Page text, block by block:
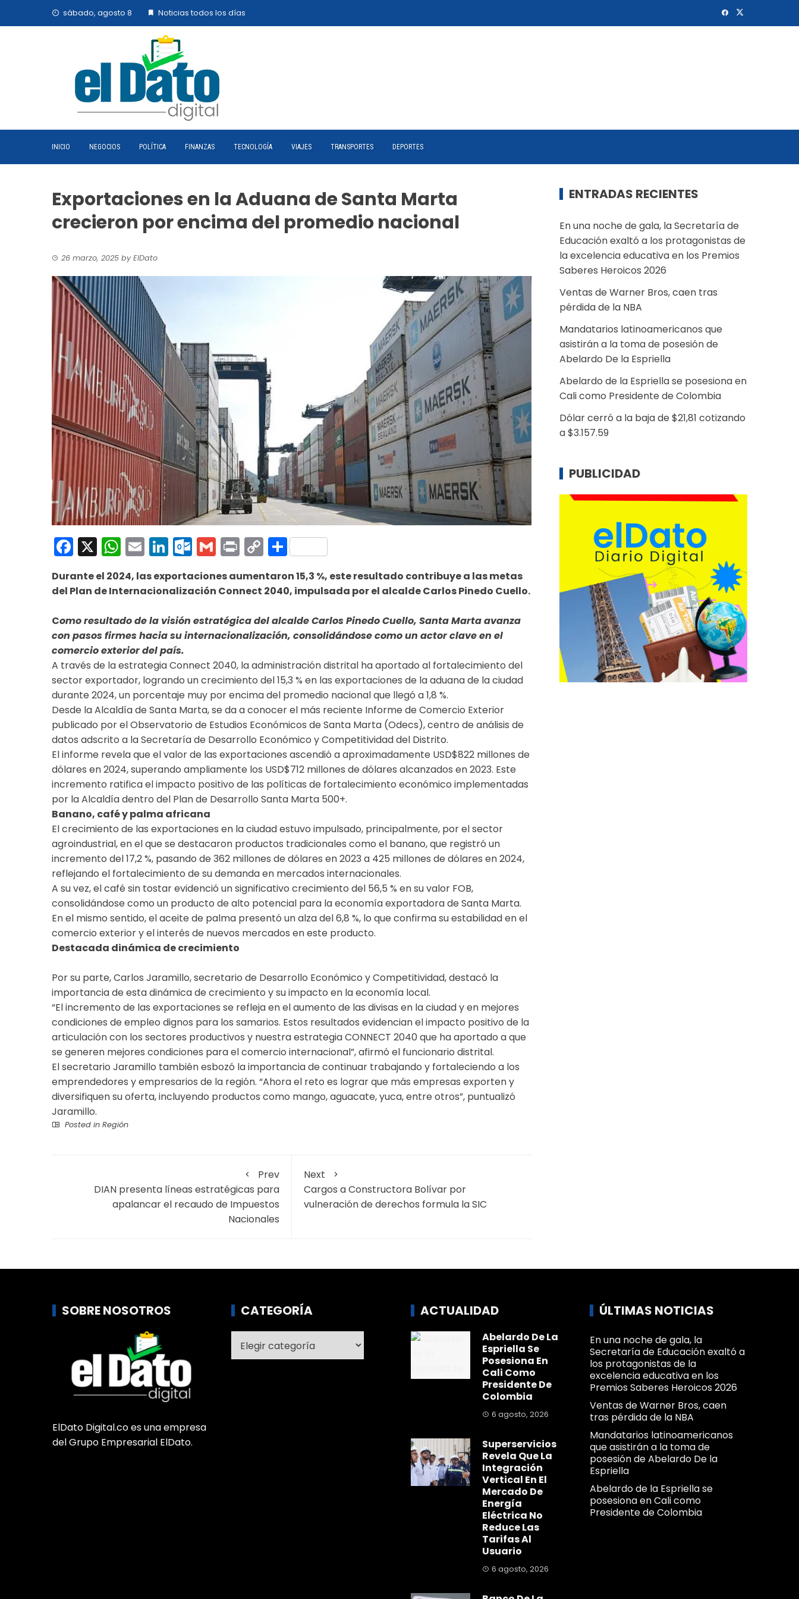
sábado, agosto 8 Noticias todos los días
INICIO NEGOCIOS POLÍTICA FINANZAS TECNOLOGÍA VIAJES TRANSPORTES DEPORTES
Exportaciones en la Aduana de Santa Marta
crecieron por encima del promedio nacional
26 marzo, 2025 byElDato
Facebook
X WhatsApp
EmailLinkedIn
Outlook.com
Gmail
PrintCopy
Link
Compartir
Durante el 2024, las exportaciones aumentaron 15,3 %, este resultado contribuye a las metas
del Plan de Internacionalización Connect 2040, impulsada por el alcalde Carlos Pinedo Cuello.
Como resultado de la visión estratégica del alcalde Carlos Pinedo Cuello, Santa Marta avanza
con pasos firmes hacia su internacionalización, consolidándose como un actor clave en el
comercio exterior del país.
A través de la estrategia Connect 2040, la administración distrital ha aportado al fortalecimiento del
sector exportador, logrando un crecimiento del 15,3 % en las exportaciones de la aduana de la ciudad
durante 2024, un porcentaje muy por encima del promedio nacional que llegó a 1,8 %.
Desde la Alcaldía de Santa Marta, se da a conocer el más reciente Informe de Comercio Exterior
publicado por el Observatorio de Estudios Económicos de Santa Marta (Odecs), centro de análisis de
datos adscrito a la Secretaría de Desarrollo Económico y Competitividad del Distrito.
El informe revela que el valor de las exportaciones ascendió a aproximadamente USD$822 millones de
dólares en 2024, superando ampliamente los USD$712 millones de dólares alcanzados en 2023. Este
incremento ratifica el impacto positivo de las políticas de fortalecimiento económico implementadas
por la Alcaldía dentro del Plan de Desarrollo Santa Marta 500+.
Banano, café y palma africana
El crecimiento de las exportaciones en la ciudad estuvo impulsado, principalmente, por el sector
agroindustrial, en el que se destacaron productos tradicionales como el banano, que registró un
incremento del 17,2 %, pasando de 362 millones de dólares en 2023 a 425 millones de dólares en 2024,
reflejando el fortalecimiento de su demanda en mercados internacionales.
A su vez, el café sin tostar evidenció un significativo crecimiento del 56,5 % en su valor FOB,
consolidándose como un producto de alto potencial para la economía exportadora de Santa Marta.
En el mismo sentido, el aceite de palma presentó un alza del 6,8 %, lo que confirma su estabilidad en el
comercio exterior y el interés de nuevos mercados en este producto.
Destacada dinámica de crecimiento
Por su parte, Carlos Jaramillo, secretario de Desarrollo Económico y Competitividad, destacó la
importancia de esta dinámica de crecimiento y su impacto en la economía local.
“El incremento de las exportaciones se refleja en el aumento de las divisas en la ciudad y en mejores
condiciones de empleo dignos para los samarios. Estos resultados evidencian el impacto positivo de la
articulación con los sectores productivos y nuestra estrategia CONNECT 2040 que ha aportado a que
se generen mejores condiciones para el comercio internacional”, afirmó el funcionario distrital.
El secretario Jaramillo también esbozó la importancia de continuar trabajando y fortaleciendo a los
emprendedores y empresarios de la región. “Ahora el reto es lograr que más empresas exporten y
diversifiquen su oferta, incluyendo productos como mango, aguacate, yuca, entre otros”, puntualizó
Jaramillo.
Posted in Región
Prev
DIAN presenta líneas estratégicas para
apalancar el recaudo de Impuestos
Nacionales
Next
Cargos a Constructora Bolívar por
vulneración de derechos formula la SIC
ENTRADAS RECIENTES
En una noche de gala, la Secretaría de
Educación exaltó a los protagonistas de
la excelencia educativa en los Premios
Saberes Heroicos 2026
Ventas de Warner Bros, caen tras
pérdida de la NBA
Mandatarios latinoamericanos que
asistirán a la toma de posesión de
Abelardo De la Espriella
Abelardo de la Espriella se posesiona en
Cali como Presidente de Colombia
Dólar cerró a la baja de $21,81 cotizando
a $3.157.59
PUBLICIDAD
SOBRE NOSOTROS
ElDato Digital.co es una empresa
del Grupo Empresarial ElDato.
CATEGORÍA ACTUALIDAD
Abelardo De La
Espriella Se
Posesiona En
Cali Como
Presidente De
Colombia
6 agosto, 2026
Superservicios
Revela Que La
Integración
Vertical En El
Mercado De
Energía
Eléctrica No
Reduce Las
Tarifas Al
Usuario
6 agosto, 2026
ÚLTIMAS NOTICIAS
En una noche de gala, la
Secretaría de Educación exaltó a
los protagonistas de la
excelencia educativa en los
Premios Saberes Heroicos 2026
Ventas de Warner Bros, caen
tras pérdida de la NBA
Mandatarios latinoamericanos
que asistirán a la toma de
posesión de Abelardo De la
Espriella
Abelardo de la Espriella se
posesiona en Cali como
Presidente de Colombia